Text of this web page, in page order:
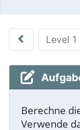
Level 1
Berechne
Verwende